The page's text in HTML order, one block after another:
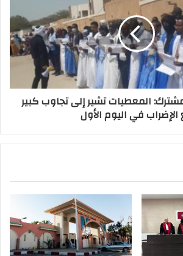
المعطيات تشير إلى تجاوب كبير
في اليوم الأول